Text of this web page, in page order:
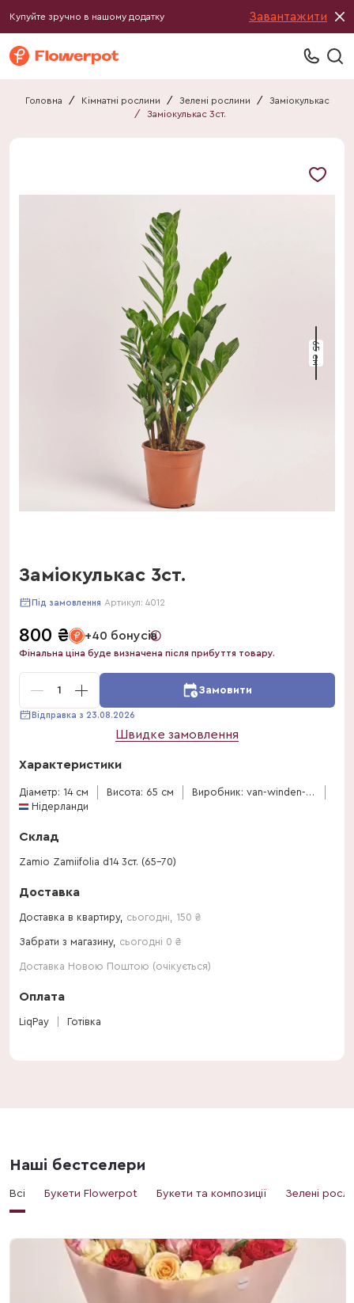
Купуйте зручно в нашому додатку Завантажити
Головна / Кімнатні рослини / Зелені рослини /
Заміокулькас
/
Заміокулькас 3ст.
65 см
Заміокулькас 3ст.
Під замовлення Артикул: 4012
800 ₴ +40 бонусів
Фінальна ціна буде визначена після прибуття товару.
1 Замовити
Відправка з 23.08.2026
Швидке замовлення
Характеристики
Діаметр: 14 см Висота: 65 см
Виробник: van-winden-erica
Нідерланди
Склад
Zamio Zamiifolia d14 3ст. (65-70)
Доставка
Доставка в квартиру, сьогодні 150 ₴
Забрати з магазину, сьогодні 0 ₴
Доставка Новою Поштою (очікується)
Оплата
LiqPay Готівка
Наші бестселери
Всі Букети Flowerpot Букети та композиції Зелені